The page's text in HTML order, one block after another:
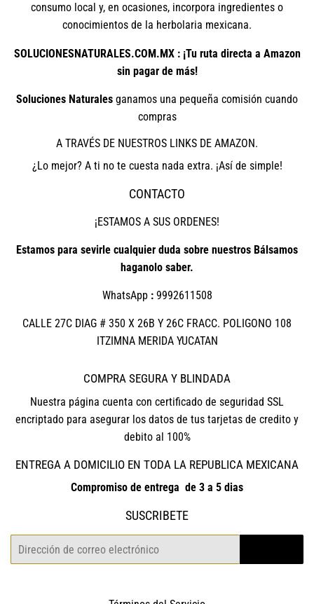
consumo local y, en ocasiones, incorpora ingredientes o
conocimientos de la herbolaria mexicana.
SOLUCIONESNATURALES.COM.MX : ¡Tu ruta directa a Amazon
sin pagar de más!
Soluciones Naturales ganamos una pequeña comisión cuando
compras
A TRAVÉS DE NUESTROS LINKS DE AMAZON.
¿Lo mejor? A ti no te cuesta nada extra. ¡Así de simple!
CONTACTO
¡ESTAMOS A SUS ORDENES!
Estamos para sevirle cualquier duda sobre nuestros Bálsamos
haganolo saber.
WhatsApp : 9992611508
CALLE 27C DIAG # 350 X 26B Y 26C FRACC. POLIGONO 108
ITZIMNA MERIDA YUCATAN
COMPRA SEGURA Y BLINDADA
Nuestra página cuenta con certificado de seguridad SSL
encriptado para asegurar los datos de tus tarjetas de credito y
debito al 100%
ENTREGA A DOMICILIO EN TODA LA REPUBLICA MEXICANA
Compromiso de entrega de 3 a 5 dias
SUSCRIBETE
Correo